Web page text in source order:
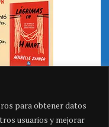
para obtener datos
usuarios y mejorar